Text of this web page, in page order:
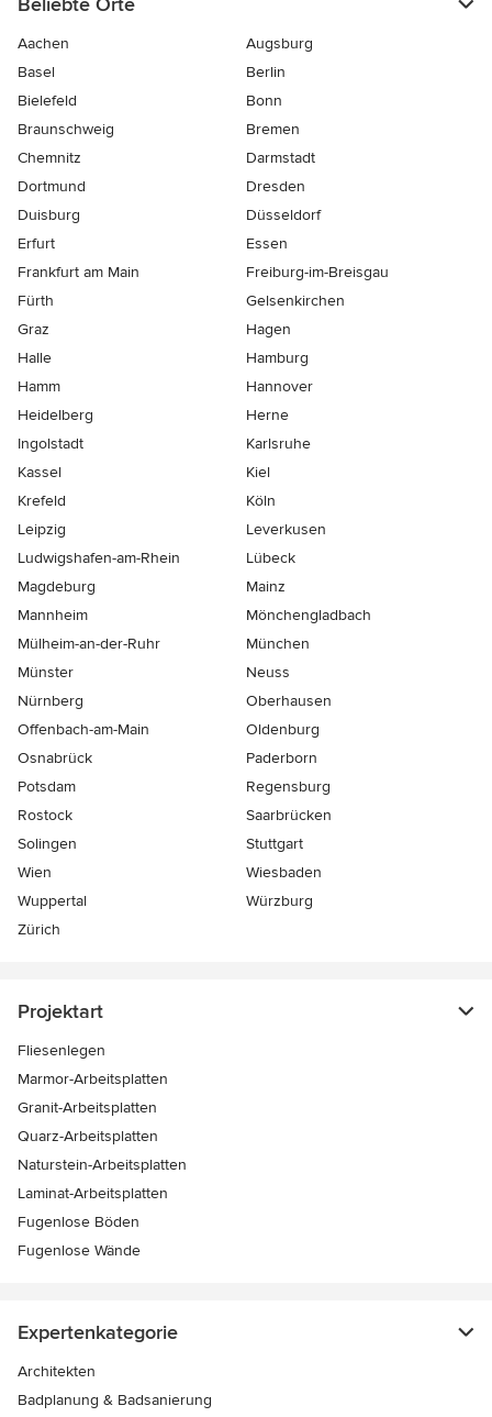
Aachen
Augsburg
Basel
Berlin
Bielefeld
Bonn
Braunschweig
Bremen
Chemnitz
Darmstadt
Dortmund
Dresden
Duisburg
Düsseldorf
Erfurt
Essen
Frankfurt am Main
Freiburg-im-Breisgau
Fürth
Gelsenkirchen
Graz
Hagen
Halle
Hamburg
Hamm
Hannover
Heidelberg
Herne
Ingolstadt
Karlsruhe
Kassel
Kiel
Krefeld
Köln
Leipzig
Leverkusen
Ludwigshafen-am-Rhein
Lübeck
Magdeburg
Mainz
Mannheim
Mönchen­gladbach
Mülheim-an-der-Ruhr
München
Münster
Neuss
Nürnberg
Oberhausen
Offenbach-am-Main
Oldenburg
Osnabrück
Paderborn
Potsdam
Regensburg
Rostock
Saarbrücken
Solingen
Stuttgart
Wien
Wiesbaden
Wuppertal
Würzburg
Zürich
Projektart
Fliesenlegen
Marmor-Arbeitsplatten
Granit-Arbeitsplatten
Quarz-Arbeitsplatten
Naturstein-Arbeitsplatten
Laminat-Arbeitsplatten
Fugenlose Böden
Fugenlose Wände
Expertenkategorie
Architekten
Badplanung & Badsanierung